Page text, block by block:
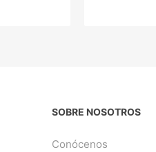
SOBRE NOSOTROS
Conócenos